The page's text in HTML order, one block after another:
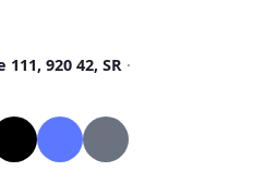
920 42, SR ·